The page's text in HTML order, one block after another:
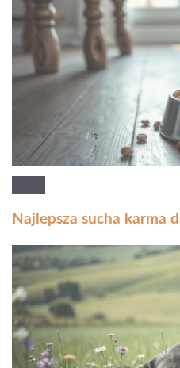
Najlepsza sucha karma